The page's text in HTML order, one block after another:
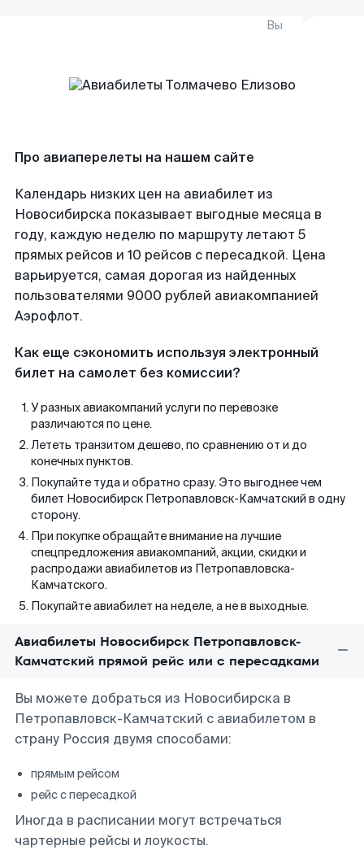
Вы
Про авиаперелеты на нашем сайте
Календарь низких цен на авиабилет из
Новосибирска показывает выгодные месяца в
году, каждую неделю по маршруту летают 5
прямых рейсов и 10 рейсов с пересадкой. Цена
варьируется, самая дорогая из найденных
пользователями 9000 рублей авиакомпанией
Аэрофлот.
Как еще сэкономить используя электронный
билет на самолет без комиссии?
У разных авиакомпаний услуги по перевозке
различаются по цене.
Лететь транзитом дешево, по сравнению от и до
конечных пунктов.
Покупайте туда и обратно сразу. Это выгоднее чем
билет Новосибирск Петропавловск-Камчатский в одну
сторону.
При покупке обращайте внимание на лучшие
спецпредложения авиакомпаний, акции, скидки и
распродажи авиабилетов из Петропавловска-
Камчатского.
Покупайте авиабилет на неделе, а не в выходные.
Авиабилеты Новосибирск Петропавловск-
Камчатский прямой рейс или с пересадками
Вы можете добраться из Новосибирска в
Петропавловск-Камчатский с авиабилетом в
страну Россия двумя способами:
прямым рейсом
рейс с пересадкой
Иногда в расписании могут встречаться
чартерные рейсы и лоукосты.